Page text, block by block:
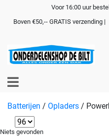
Voor 16:00 uur
Boven €50,-- GRATIS verzending |
Batterijen / Opladers /
Niets gevonden